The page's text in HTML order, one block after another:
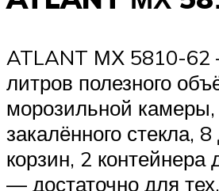
ATLANT МХ 5810-
литров полезного
морозильной камеры,
закалённого стекла,
корзин, 2
— достаточно для